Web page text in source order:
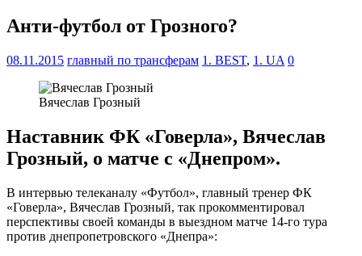
Анти-футбол от Грозного?
08.11.2015 главный по трансферам 1. BEST, 1. UA 0
Вячеслав Грозный
Наставник ФК «Говерла», Вячеслав
Грозный, о матче с «Днепром».
В интервью телеканалу «Футбол», главный тренер ФК
«Говерла», Вячеслав Грозный, так прокомментировал
перспективы своей команды в выездном матче 14-го тура
против днепропетровского «Днепра»: